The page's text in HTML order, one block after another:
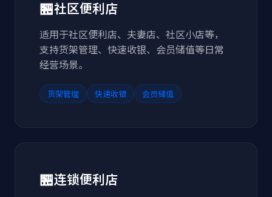
🏪社区便利店
适用于社区便利店、夫妻店、社区小店等，
支持货架管理、快速收银、会员储值等日常
经营场景。
货架管理 快速收银 会员储值
🏪连锁便利店